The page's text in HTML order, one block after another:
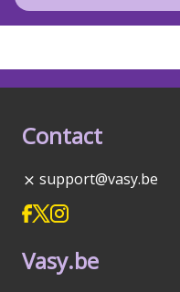
Contact
support@vasy.be
Vasy.be